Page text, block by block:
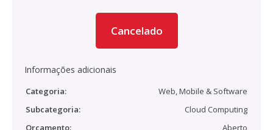
Cancelado
Informações adicionais
Categoria:
Web, Mobile & Software
Subcategoria:
Cloud Computing
Orçamento:
Aberto